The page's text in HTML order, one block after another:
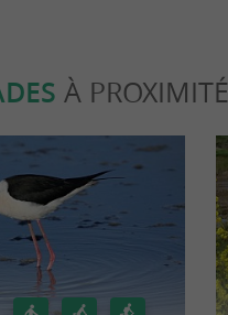
À PROXIMITÉ